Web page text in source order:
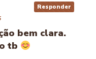
bem clara.
tb
Responder